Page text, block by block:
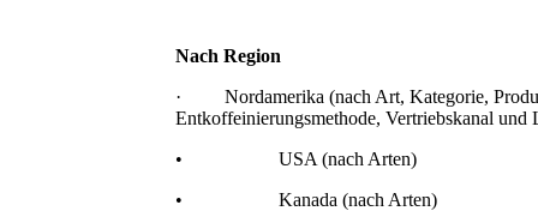
Nach Region
· Nordamerika (nach Art, Kategorie,
Entkoffeinierungsmethode, Vertriebskanal und
• USA (nach Arten)
• Kanada (nach Arten)